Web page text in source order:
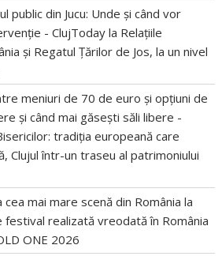
public din Jucu: Unde și când vor
- ClujToday la Relațiile
și Regatul Țărilor de Jos, la un nivel
meniuri de 70 de euro și opțiuni de
și când mai găsești săli libere -
tradiția europeană care
Clujul într-un traseu al patrimoniului
mai mare scenă din România la
festival realizată vreodată în România
ONE 2026